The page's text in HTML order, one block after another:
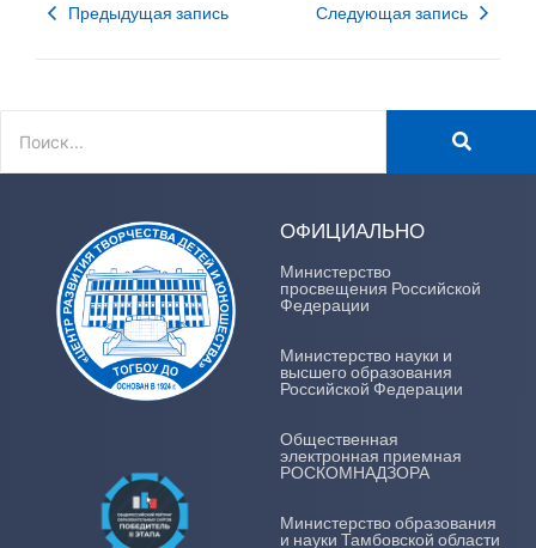
Предыдущая запись Следующая запись
ОФИЦИАЛЬНО
Министерство
просвещения Российской
Федерации
Министерство науки и
высшего образования
Российской Федерации
Общественная
электронная приемная
РОСКОМНАДЗОРА
Министерство образования
и науки Тамбовской области